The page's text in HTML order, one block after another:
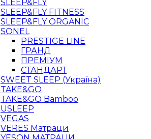
SLEEP&FLY
SLEEP&FLY FITNESS
SLEEP&FLY ORGANIC
SONEL
PRESTIGE LINE
ГРАНД
ПРЕМІУМ
СТАНДАРТ
SWEET SLEEP (Україна)
TAKE&GO
TAKE&GO Bamboo
USLEEP
VEGAS
VERES Матраци